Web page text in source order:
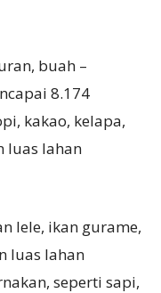
buah –
8.174
kakao, kelapa,
luas lahan
lele, ikan gurame,
luas lahan
seperti sapi,